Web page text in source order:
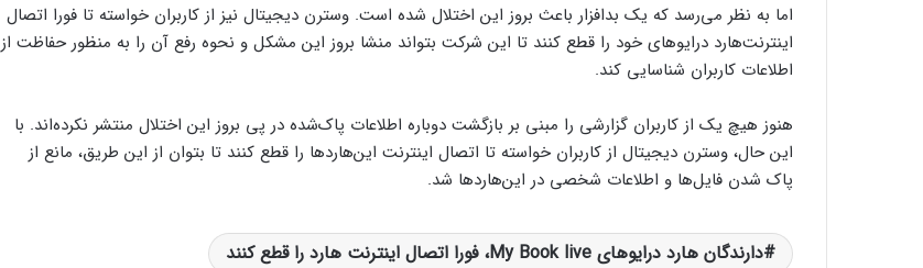
اما به نظر ‌می‌رسد که یک بدافزار باعث بروز این اختلال شده است. وسترن دیجیتال نیز از کاربران خواسته تا فورا اتصال
اینترنت‌هارد درایوهای خود را قطع کنند تا این شرکت بتواند منشا بروز این مشکل و نحوه رفع آن را به منظور حفاظت از
اطلاعات کاربران شناسایی کند.
هنوز هیچ یک از کاربران گزارشی را مبنی بر بازگشت دوباره اطلاعات پاک‌شده در پی بروز این اختلال منتشر نکرده‌اند. با
این حال، وسترن دیجیتال از کاربران خواسته تا اتصال اینترنت این‌هاردها را قطع کنند تا بتوان از این طریق، مانع از
پاک شدن فایل‌ها و اطلاعات شخصی‌ در این‌هاردها شد.
دارندگان هارد درایوهای My Book live، فورا اتصال اینترنت هارد را قطع کنند